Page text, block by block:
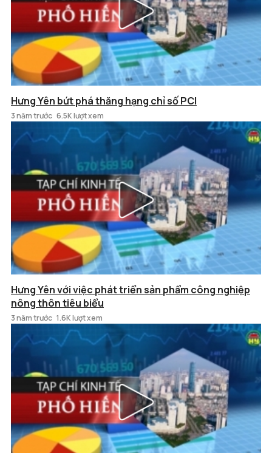
Hưng Yên bứt phá thăng hạng chỉ số PCI
3 năm trước 6.5K lượt xem
Hưng Yên với việc phát triển sản phẩm công nghiệp
nông thôn tiêu biểu
3 năm trước 1.6K lượt xem